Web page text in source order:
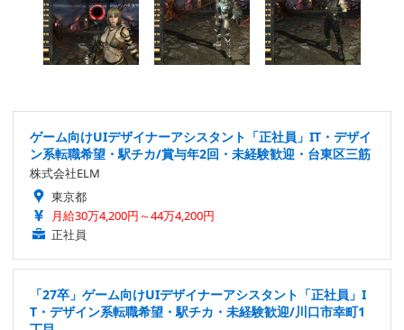
ゲーム向けUIデザイナーアシスタント「正社員」IT・デザイ
ン系転職希望・駅チカ/賞与年2回・未経験歓迎・台東区三筋
株式会社ELM
東京都
月給30万4,200円～44万4,200円
正社員
「27卒」ゲーム向けUIデザイナーアシスタント「正社員」I
T・デザイン系転職希望・駅チカ・未経験歓迎/川口市幸町1